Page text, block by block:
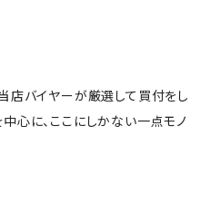
店バイヤーが厳選して買付をし
心に、ここにしかない一点モノ